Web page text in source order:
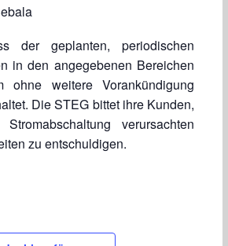
der geplanten, periodischen
in den angegebenen Bereichen
ohne weitere Vorankündigung
Die STEG bittet ihre Kunden,
verursachten
zu entschuldigen.